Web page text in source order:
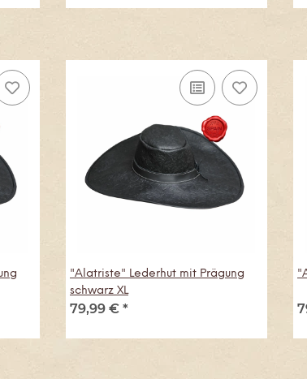
"Alatriste" Lederhut mit Prägung
schwarz XL
79,99 € *